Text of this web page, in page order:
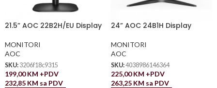
21.5” AOC 22B2H/EU Display
MONITORI
AOC
SKU: 3206f18c9315
199,00KM +PDV
232,85 KM sa PDV
24” AOC 24B1H Display
MONITORI
AOC
SKU:4038986146364
225,00KM +PDV
263,25 KM sa PDV